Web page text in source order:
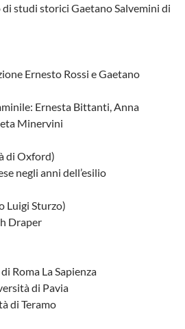
studi storici Gaetano Salvemini di
Ernesto Rossi e Gaetano
Ernesta Bittanti, Anna
Minervini
di Oxford)
negli anni dell’esilio
Luigi Sturzo)
Draper
Roma La Sapienza
di Pavia
di Teramo